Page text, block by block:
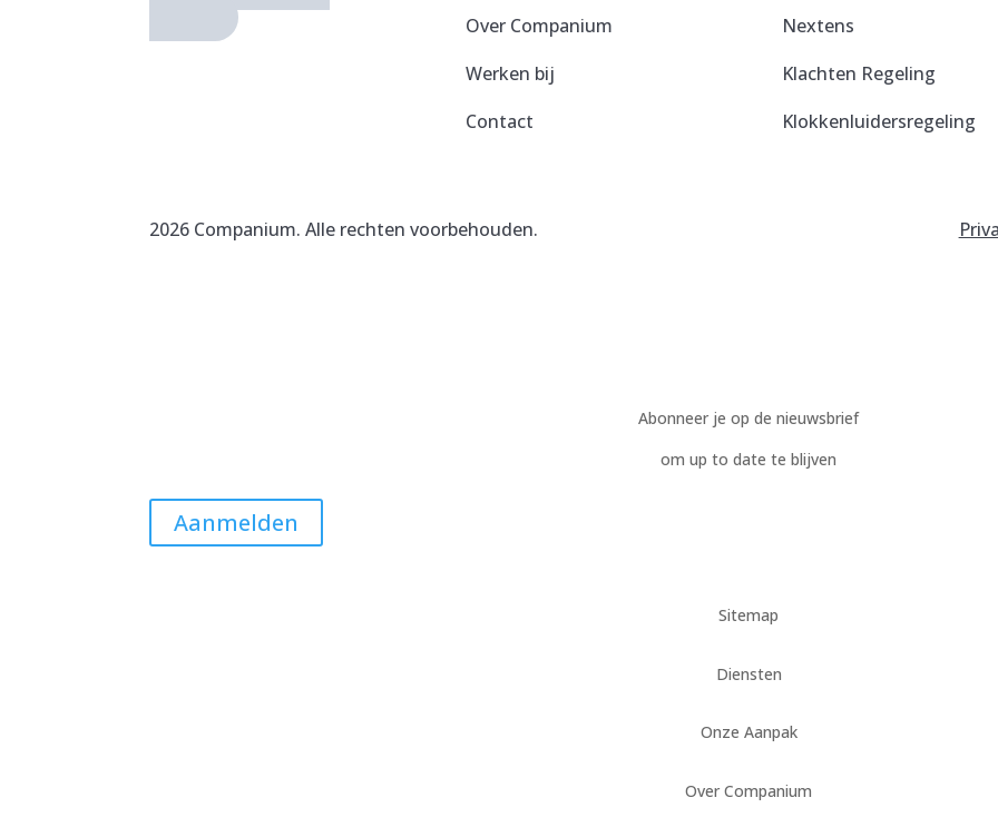
Over Companium
Werken bij
Contact
Nextens
Klachten Regeling
Klokkenluidersregeling
2026 Companium. Alle rechten voorbehouden.
Abonneer je op de nieuwsbrief
om up to date te blijven
Aanmelden
Sitemap
Diensten
Onze Aanpak
Over Companium